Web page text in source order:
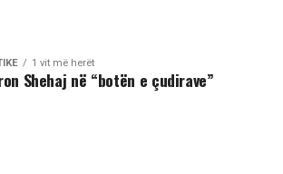
1 vit më herët
Shehaj në “botën e çudirave”